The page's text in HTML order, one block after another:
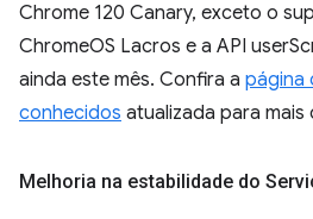
Chrome 120 Canary, exceto o
ChromeOS Lacros e a API
ainda este mês. Confira a página
conhecidos atualizada para mais
Melhoria na estabilidade do